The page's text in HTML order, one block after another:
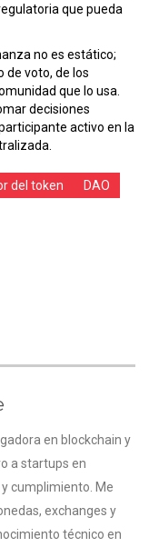
que pueda
no es estático;
de voto, de los
que lo usa.
decisiones
activo en la
del token DAO
en blockchain y
a startups en
cumplimiento. Me
exchanges y
técnico en